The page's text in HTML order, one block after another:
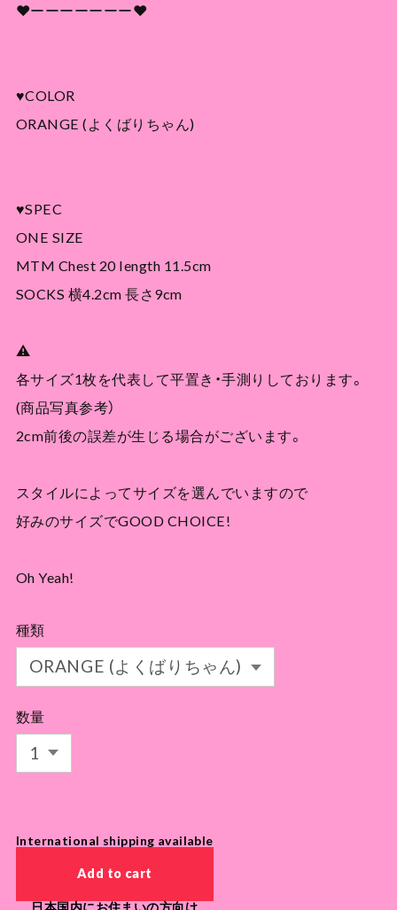
❤︎ーーーーーーー❤︎
♥COLOR
ORANGE (よくばりちゃん)
♥SPEC
ONE SIZE
MTM Chest 20 length 11.5cm
SOCKS 横4.2cm 長さ9cm
⚠
各サイズ1枚を代表して平置き・手測りしております。
(商品写真参考）
2cm前後の誤差が生じる場合がございます。
スタイルによってサイズを選んでいますので
好みのサイズでGOOD CHOICE!
Oh Yeah!
種類
数量
International shipping available
Add to cart
日本国内にお住まいの方向け